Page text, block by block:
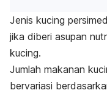
Jenis kucing
jika diberi asupan
kucing.
Jumlah makanan
bervariasi